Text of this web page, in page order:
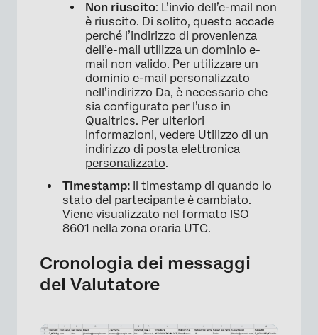
Non riuscito: L’invio dell’e-mail non
è riuscito. Di solito, questo accade
perché l’indirizzo di provenienza
dell’e-mail utilizza un dominio e-
mail non valido. Per utilizzare un
dominio e-mail personalizzato
nell’indirizzo Da, è necessario che
sia configurato per l’uso in
Qualtrics. Per ulteriori
informazioni, vedere Utilizzo di un
indirizzo di posta elettronica
personalizzato.
Timestamp: Il timestamp di quando lo
stato del partecipante è cambiato.
Viene visualizzato nel formato ISO
8601 nella zona oraria UTC.
Cronologia dei messaggi
del Valutatore